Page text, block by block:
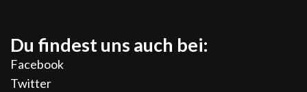
Du findest uns auch bei:
Facebook
Twitter